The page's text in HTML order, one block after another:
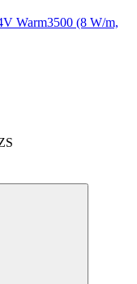
Warm3500 (8 W/m,